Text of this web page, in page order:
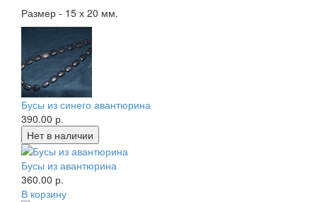
Размер - 15 х 20 мм.
Бусы из синего авантюрина
390.00 р.
Бусы из авантюрина
360.00 р.
В корзину